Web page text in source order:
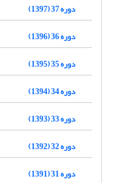
دوره 37 (1397)
دوره 36 (1396)
دوره 35 (1395)
دوره 34 (1394)
دوره 33 (1393)
دوره 32 (1392)
دوره 31 (1391)